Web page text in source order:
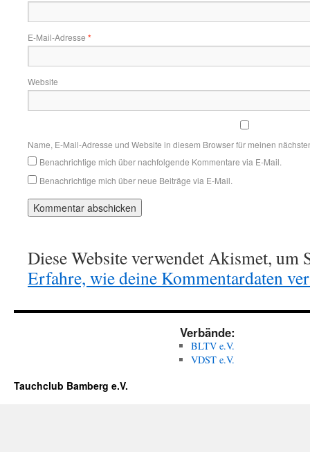
E-Mail-Adresse *
Website
Name, E-Mail-Adresse und Website in diesem Browser für meinen
Benachrichtige mich über nachfolgende Kommentare via E-Mail.
Benachrichtige mich über neue Beiträge via E-Mail.
Diese Website verwendet Akismet, um
Erfahre, wie deine Kommentardaten
Verbände:
BLTV e.V.
VDST e.V.
Tauchclub Bamberg e.V.